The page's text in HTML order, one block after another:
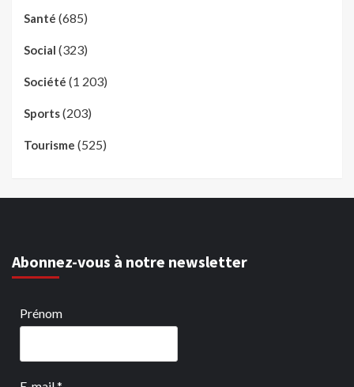
Santé (685)
Social (323)
Société (1 203)
Sports(203)
Tourisme (525)
Abonnez-vous à notre newsletter
Prénom